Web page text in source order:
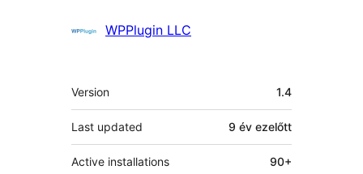
WPPlugin LLC
Meta
Version 1.4
Last updated 9 év ezelőtt
Active installations 90+